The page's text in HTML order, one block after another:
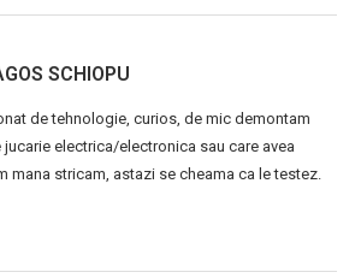
SCHIOPU
de tehnologie, curios, de mic demontam
jucarie electrica/electronica sau care avea
mana stricam, astazi se cheama ca le testez.